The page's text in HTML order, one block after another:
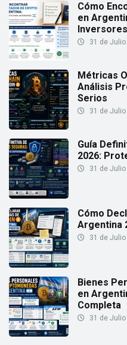
Cómo
en
Inversores
31 de
Métricas
Análisis
Serios
31 de
Guía
2026:
31 de
Cómo
Argentina
31 de
Bienes
en
Completa
31 de